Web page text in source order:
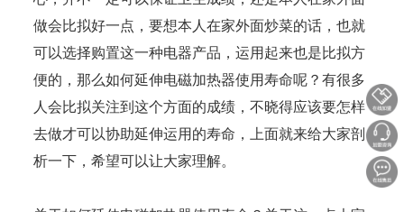
做会比拟好一点，要想本人在家外面炒菜的话，也就
可以选择购置这一种电器产品，运用起来也是比拟方
便的，那么如何延伸电磁加热器使用寿命呢？有很多
人会比拟关注到这个方面的成绩，不晓得应该要怎样
去做才可以协助延伸运用的寿命，上面就来给大家剖
析一下，希望可以让大家理解。